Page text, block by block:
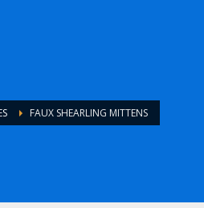
FAUX SHEARLING MITTENS